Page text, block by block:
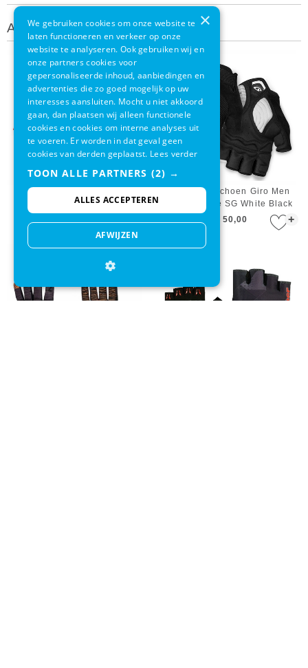
Andere klanten bekeken ook
Fietshandschoen Giro Men
Strade Dure SG Black Bright
Red
+
Fietshandschoen Giro Men
Strade Dure SG White Black
€ 50,00
×
We gebruiken cookies om onze website te
laten functioneren en verkeer op onze
website te analyseren. Ook gebruiken wij en
onze partners cookies voor
gepersonaliseerde inhoud, aanbiedingen en
advertenties die zo goed mogelijk op uw
interesses aansluiten. Mocht u niet akkoord
gaan, dan plaatsen wij alleen functionele
cookies en cookies om interne analyses uit
te voeren. Er worden in dat geval geen
cookies van derden geplaatst. Lees verder
TOON ALLE PARTNERS (2) →
ALLES ACCEPTEREN
AFWIJZEN